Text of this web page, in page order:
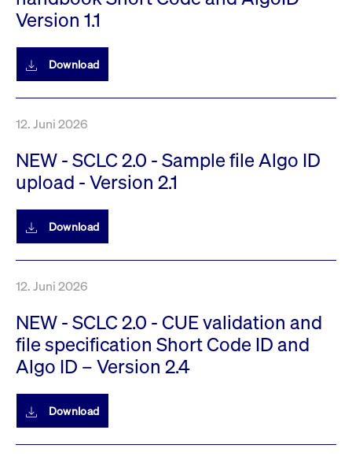
Version 1.1
Download
12. Juni 2026
NEW - SCLC 2.0 - Sample file Algo ID
upload - Version 2.1
Download
12. Juni 2026
NEW - SCLC 2.0 - CUE validation and
file specification Short Code ID and
Algo ID – Version 2.4
Download